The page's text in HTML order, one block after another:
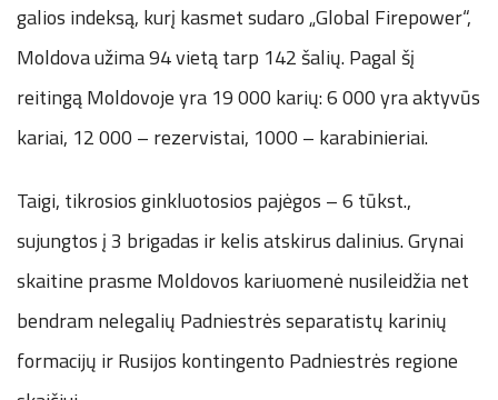
galios indeksą, kurį kasmet sudaro „Global Firepower“,
Moldova užima 94 vietą tarp 142 šalių. Pagal šį
reitingą Moldovoje yra 19 000 karių: 6 000 yra aktyvūs
kariai, 12 000 – rezervistai, 1000 – karabinieriai.
Taigi, tikrosios ginkluotosios pajėgos – 6 tūkst.,
sujungtos į 3 brigadas ir kelis atskirus dalinius. Grynai
skaitine prasme Moldovos kariuomenė nusileidžia net
bendram nelegalių Padniestrės separatistų karinių
formacijų ir Rusijos kontingento Padniestrės regione